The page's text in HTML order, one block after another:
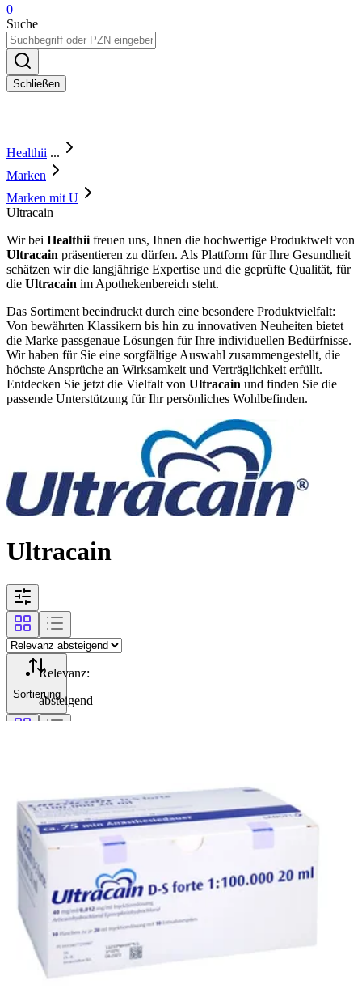
0
Suche
Schließen
Healthii ...
Marken
Marken mit U
Ultracain
Wir bei Healthii freuen uns, Ihnen die hochwertige Produktwelt von
Ultracain präsentieren zu dürfen. Als Plattform für Ihre Gesundheit
schätzen wir die langjährige Expertise und die geprüfte Qualität, für
die Ultracain im Apothekenbereich steht.
Das Sortiment beeindruckt durch eine besondere Produktvielfalt:
Von bewährten Klassikern bis hin zu innovativen Neuheiten bietet
die Marke passgenaue Lösungen für Ihre individuellen Bedürfnisse.
Wir haben für Sie eine sorgfältige Auswahl zusammengestellt, die
höchste Ansprüche an Wirksamkeit und Verträglichkeit erfüllt.
Entdecken Sie jetzt die Vielfalt von Ultracain und finden Sie die
passende Unterstützung für Ihr persönliches Wohlbefinden.
Ultracain
Sortierung
Relevanz:
absteigend